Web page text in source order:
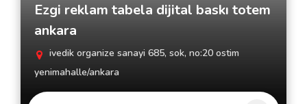
Ezgi reklam tabela dijital baskı totem
ankara
ivedik organize sanayi 685, sok, no:20 ostim
yenimahalle/ankara